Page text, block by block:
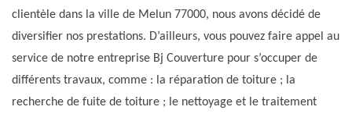
clientèle dans la ville de Melun 77000, nous avons décidé de
diversifier nos prestations. D’ailleurs, vous pouvez faire appel au
service de notre entreprise Bj Couverture pour s’occuper de
différents travaux, comme : la réparation de toiture ; la
recherche de fuite de toiture ; le nettoyage et le traitement